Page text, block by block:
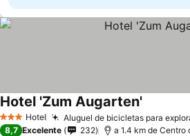
3 EstrelasHotel Aluguel de bicicletas para
Hotel 'Zum Augarten'
8,7 Excelente 232 a 1.4 km de Centro